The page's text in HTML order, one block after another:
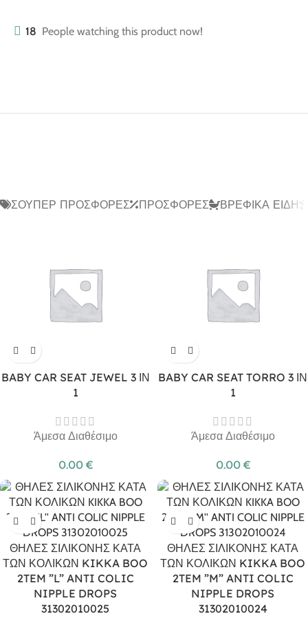
18 People watching this product now!
ΣΟΎΠΕΡ ΠΡΟΣΦΟΡΈΣ ΠΡΟΣΦΟΡΈΣ ΒΡΕΦΙΚΆ ΕΊΔΗ
BABY CAR SEAT JEWEL 3 ΙΝ
1
Άμεσα Διαθέσιμο
0.00 €
BABY CAR SEAT TORRO 3 ΙΝ
1
Άμεσα Διαθέσιμο
0.00 €
ΘΗΛΕΣ ΣΙΛΙΚΟΝΗΣ ΚΑΤΑ
ΤΩΝ ΚΟΛΙΚΩΝ KIKKA BOO
2TEM ”L” ANTI COLIC
NIPPLE DROPS
31302010025
ΘΗΛΕΣ ΣΙΛΙΚΟΝΗΣ ΚΑΤΑ
ΤΩΝ ΚΟΛΙΚΩΝ KIKKA BOO
2TEM ”M” ANTI COLIC
NIPPLE DROPS
31302010024